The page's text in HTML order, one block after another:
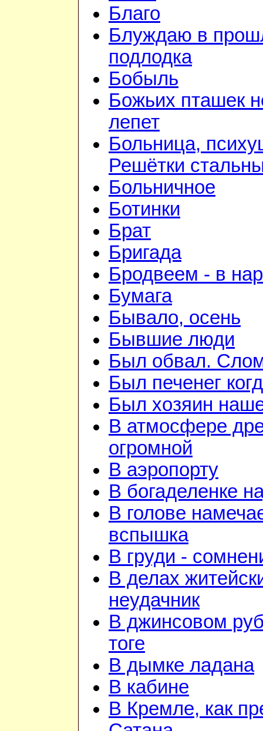
Благо
Блуждаю в
подлодка
Бобыль
Божьих пташек
лепет
Больница,
Решётки
Больничное
Ботинки
Брат
Бригада
Бродвеем - в
Бумага
Бывало, осень
Бывшие люди
Был обвал.
Был печенег
Был хозяин
В атмосфере
огромной
В аэропорту
В богаделенке
В голове
вспышка
В груди -
В делах
неудачник
В джинсовом
тоге
В дымке ладана
В кабине
В Кремле, как